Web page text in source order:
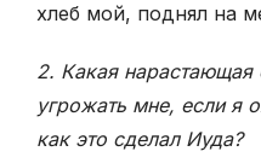
хлеб мой, поднял на
2. Какая нарастающая
угрожать мне, если я
как это сделал Иуда?